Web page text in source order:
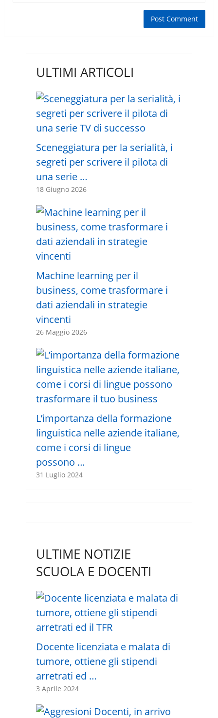
ULTIMI ARTICOLI
Sceneggiatura per la serialità, i
segreti per scrivere il pilota di
una serie …
18 Giugno 2026
Machine learning per il
business, come trasformare i
dati aziendali in strategie
vincenti
26 Maggio 2026
L’importanza della formazione
linguistica nelle aziende italiane,
come i corsi di lingue
possono …
31 Luglio 2024
ULTIME NOTIZIE
SCUOLA E DOCENTI
Docente licenziata e malata di
tumore, ottiene gli stipendi
arretrati ed …
3 Aprile 2024